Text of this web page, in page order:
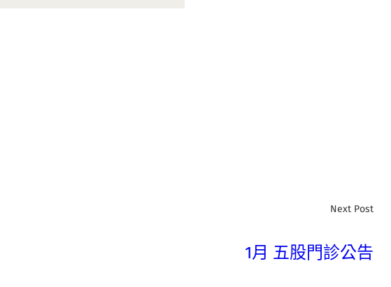
Next Post
1月 五股門診公告